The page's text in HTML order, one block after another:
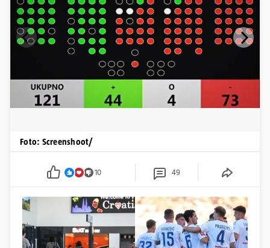
Foto: Screenshoot/
10 49